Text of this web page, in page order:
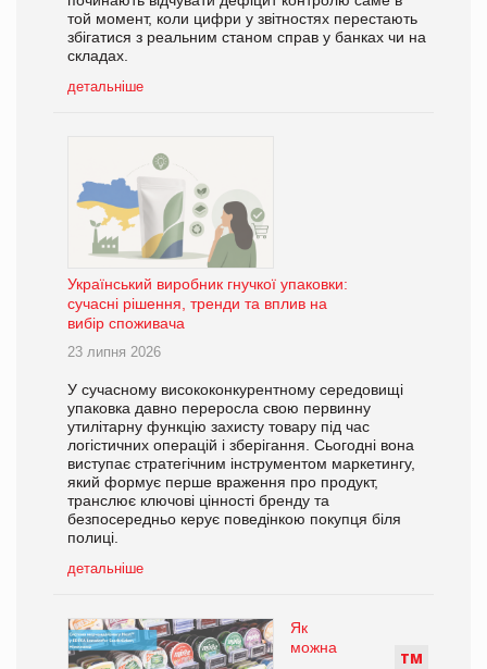
той момент, коли цифри у звітностях перестають
збігатися з реальним станом справ у банках чи на
складах.
детальніше
Український виробник гнучкої упаковки:
сучасні рішення, тренди та вплив на
вибір споживача
23 липня 2026
У сучасному висококонкурентному середовищі
упаковка давно переросла свою первинну
утилітарну функцію захисту товару під час
логістичних операцій і зберігання. Сьогодні вона
виступає стратегічним інструментом маркетингу,
який формує перше враження про продукт,
транслює ключові цінності бренду та
безпосередньо керує поведінкою покупця біля
полиці.
детальніше
ТМ
Як
можна